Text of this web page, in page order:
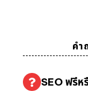
คำ
SEO ฟรีห